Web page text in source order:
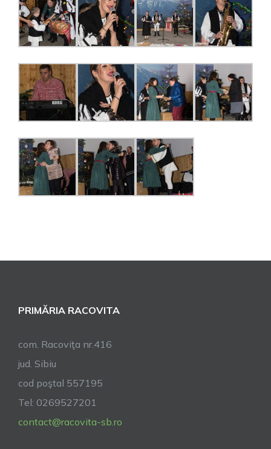
PRIMĂRIA RACOVITA
com. Racoviţa nr.416
jud. Sibiu
cod poştal 557195
Tel: 0269527201
contact@racovita-sb.ro